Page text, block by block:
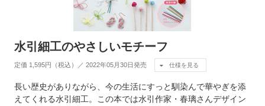
水引細工のやさしいモチーフ
定価 1,595円（税込）／ 2022年05月30日発売 仕様を見る
長い歴史がありながら、今の生活にすっと馴染んで華やぎを添
えてくれる水引細工。この本では水引作家・春璃さんデザイン